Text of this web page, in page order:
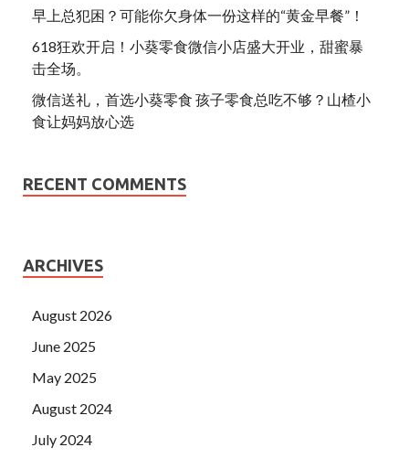
早上总犯困？可能你欠身体一份这样的“黄金早餐”！
618狂欢开启！小葵零食微信小店盛大开业，甜蜜暴
击全场。
微信送礼，首选小葵零食 孩子零食总吃不够？山楂小
食让妈妈放心选
RECENT COMMENTS
ARCHIVES
August 2026
June 2025
May 2025
August 2024
July 2024